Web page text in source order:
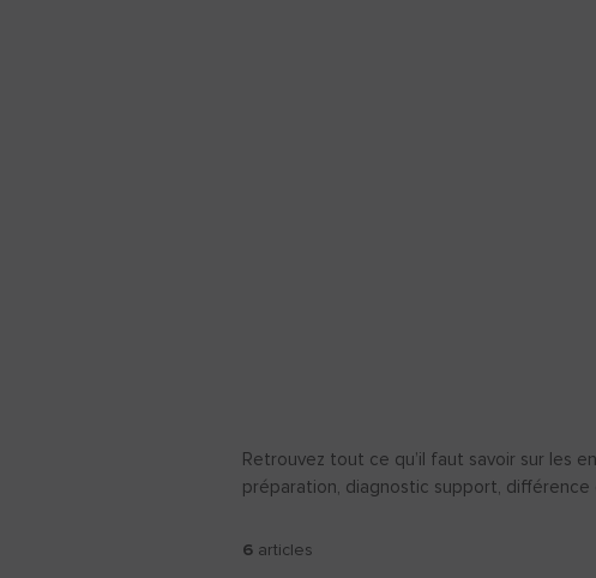
Retrouvez tout ce qu’il faut savoir sur les
préparation, diagnostic support,
6 articles